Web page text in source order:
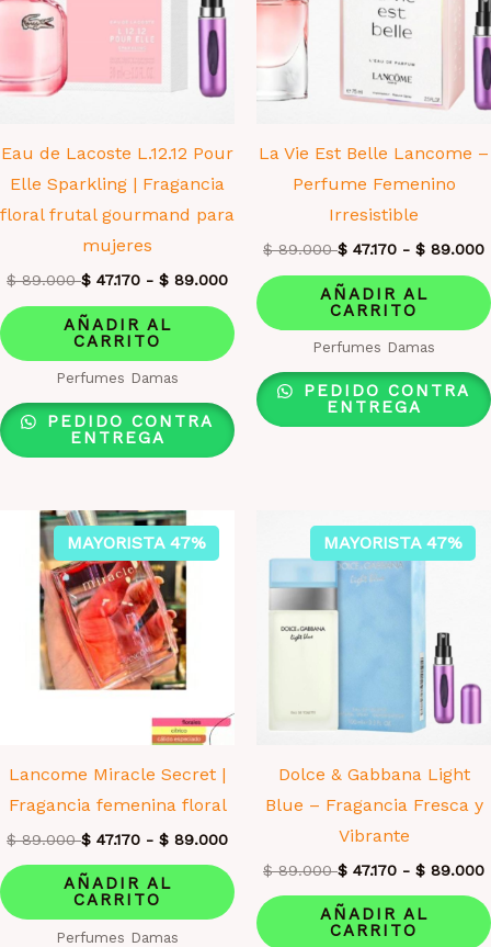
Eau de Lacoste L.12.12 Pour
Elle Sparkling | Fragancia
floral frutal gourmand para
mujeres
$89.000 $ 47.170 - $ 89.000
AÑADIR AL
CARRITO
Perfumes Damas
PEDIDO CONTRA
ENTREGA
La Vie Est Belle Lancome –
Perfume Femenino
Irresistible
$89.000 $ 47.170 - $ 89.000
AÑADIR AL
CARRITO
Perfumes Damas
PEDIDO CONTRA
ENTREGA
MAYORISTA 47%
Lancome Miracle Secret |
Fragancia femenina floral
$89.000 $ 47.170 - $ 89.000
AÑADIR AL
CARRITO
Perfumes Damas
MAYORISTA 47%
Dolce & Gabbana Light
Blue – Fragancia Fresca y
Vibrante
$89.000 $ 47.170 - $ 89.000
AÑADIR AL
CARRITO